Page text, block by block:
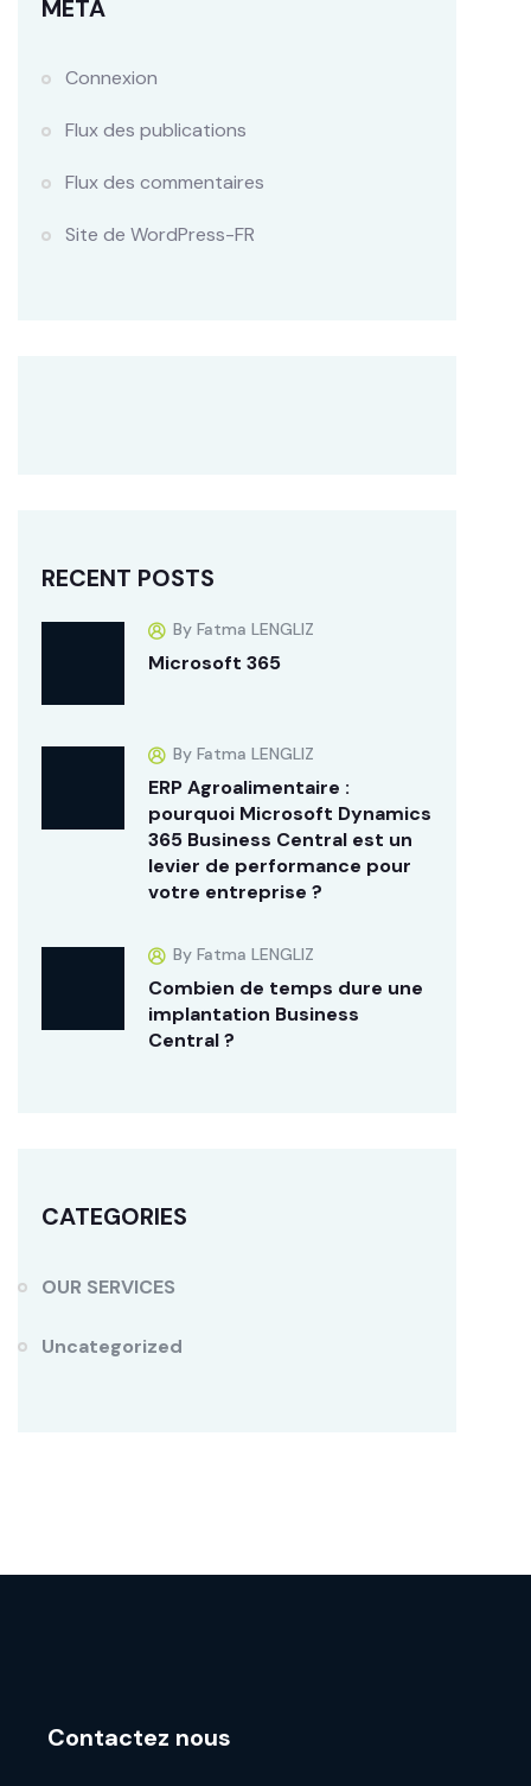
MÉTA
Connexion
Flux des publications
Flux des commentaires
Site de WordPress-FR
RECENT POSTS
By Fatma LENGLIZ
Microsoft 365
By Fatma LENGLIZ
ERP Agroalimentaire :
pourquoi Microsoft Dynamics
365 Business Central est un
levier de performance pour
votre entreprise ?
By Fatma LENGLIZ
Combien de temps dure une
implantation Business
Central ?
CATEGORIES
OUR SERVICES
Uncategorized
Contactez nous